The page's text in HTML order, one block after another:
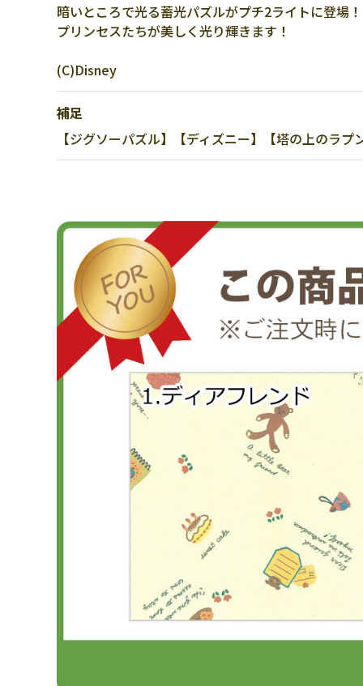
暗いところで光る蓄光パズルがプチ2ライトに登場！
プリンセスたちが美しく光り輝きます！
(C)Disney
補足
【ジグソーパズル】【ディズニー】【塔の上のラ